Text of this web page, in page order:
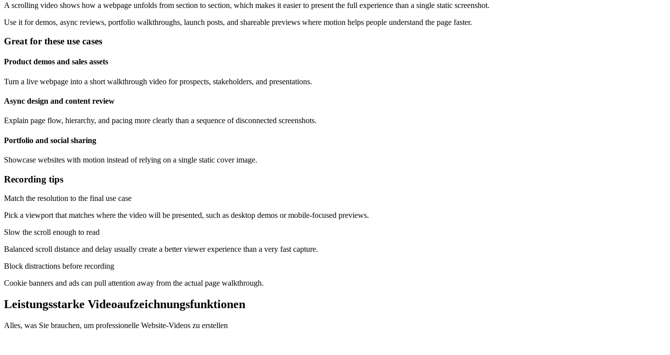
A scrolling video shows how a webpage unfolds from section to section, which makes it easier to present the full experience than a single static screenshot.
Use it for demos, async reviews, portfolio walkthroughs, launch posts, and shareable previews where motion helps people understand the page faster.
Great for these use cases
Product demos and sales assets
Turn a live webpage into a short walkthrough video for prospects, stakeholders, and presentations.
Async design and content review
Explain page flow, hierarchy, and pacing more clearly than a sequence of disconnected screenshots.
Portfolio and social sharing
Showcase websites with motion instead of relying on a single static cover image.
Recording tips
Match the resolution to the final use case
Pick a viewport that matches where the video will be presented, such as desktop demos or mobile-focused previews.
Slow the scroll enough to read
Balanced scroll distance and delay usually create a better viewer experience than a very fast capture.
Block distractions before recording
Cookie banners and ads can pull attention away from the actual page walkthrough.
Leistungsstarke Videoaufzeichnungsfunktionen
Alles, was Sie brauchen, um professionelle Website-Videos zu erstellen